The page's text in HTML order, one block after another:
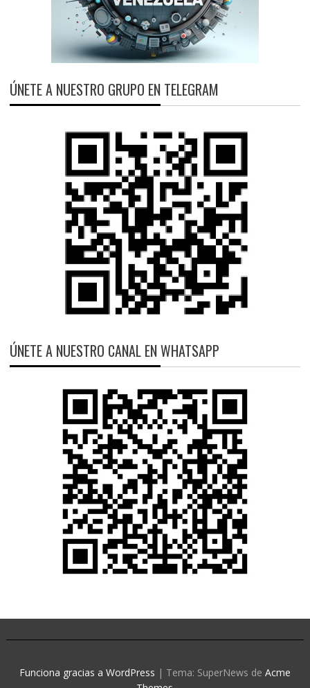
ÚNETE A NUESTRO GRUPO EN TELEGRAM
ÚNETE A NUESTRO CANAL EN WHATSAPP
Funciona gracias a WordPress | Tema: SuperNews de Acme